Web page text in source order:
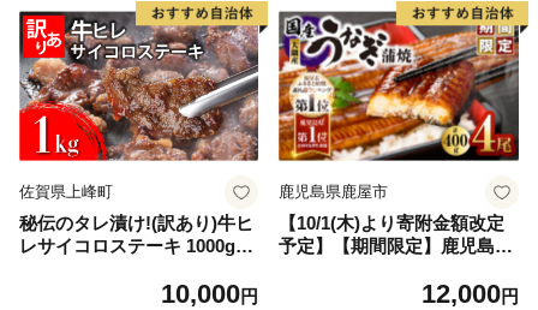
佐賀県上峰町
秘伝のタレ漬け!(訳あり)牛ヒ
レサイコロステーキ 1000g
10,000円
鹿児島県鹿屋市
【10/1(木)より寄附金額改定
予定】【期間限定】鹿児島県
12,000円